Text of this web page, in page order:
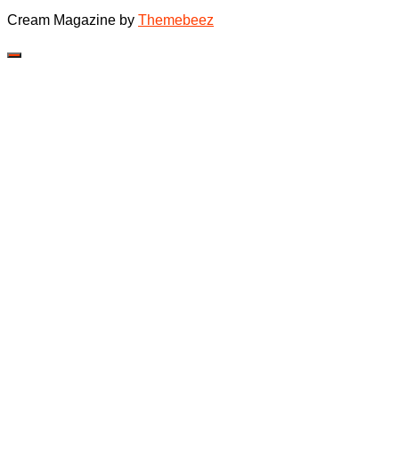
Cream Magazine by Themebeez